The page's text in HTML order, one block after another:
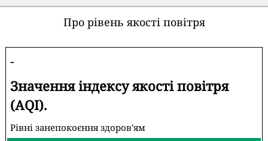
Про рівень якості повітря
-
Значення індексу якості повітря
(AQI).
Рівні занепокоєння здоров'ям